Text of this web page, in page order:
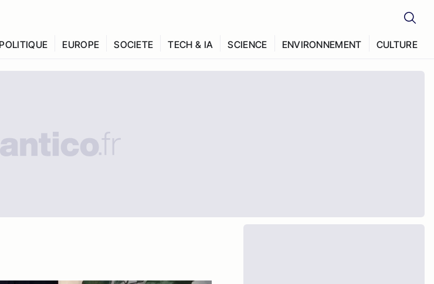
EUROPE SOCIETE TECH & IA SCIENCE ENVIRONNEMENT CULTURE